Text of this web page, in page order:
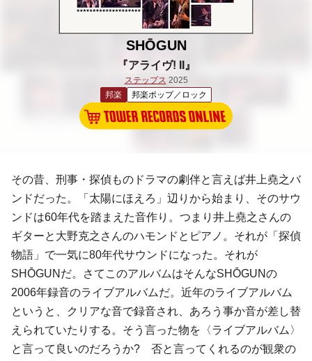
SHŌGUN
『アライヴ! II』
ステップス 2025
邦楽
邦楽ポップ／ロック
その昔、刑事・探偵ものドラマの劇伴と言えば井上堯之バ
ンドだった。「太陽にほえろ」辺りから始まり、そのサウ
ンドは60年代を踏まえた音作り。つまり井上堯之さんの
ギターと大野克之さんのハモンドとピアノ。それが「探偵
物語」で一気に80年代サウンドになった。それが
SHŌGUNだ。さてこのアルバムはそんなSHŌGUNの
2006年録音のライブアルバムだ。近年のライブアルバム
というと、クリアな音で録音され、あろう事か音が差し替
えられていたりする。そう言った物を〈ライブアルバム〉
と言って良いのだろうか? 否と言ってくれるのが観衆の